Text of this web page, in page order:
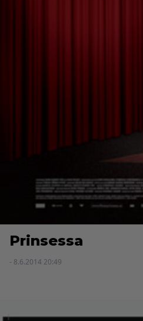
Prinsessa
- 8.6.2014 20:49